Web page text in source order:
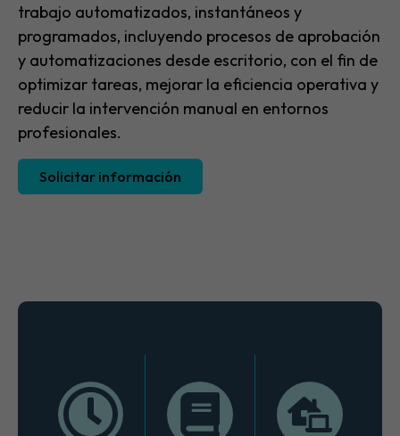
trabajo automatizados, instantáneos y
programados, incluyendo procesos de aprobación
y automatizaciones desde escritorio, con el fin de
optimizar tareas, mejorar la eficiencia operativa y
reducir la intervención manual en entornos
profesionales.
Solicitar información